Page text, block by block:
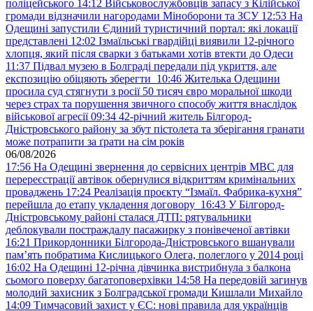
поліцейського 14:12 Військовослужбовців запасу з Кілійської
громади відзначили нагородами Міноборони та ЗСУ 12:53 На
Одещині запустили Єдиний туристичний портал: які локації
представлені 12:02 Ізмаїльські гвардійці виявили 12-річного
хлопця, який після сварки з батьками хотів втекти до Одеси
11:37 Підвал музею в Болграді передали під укриття, але
експозицію обіцяють зберегти 10:46 Жителька Одещини
просила суд стягнути з росії 50 тисяч євро моральної шкоди
через страх та порушення звичного способу життя внаслідок
військової агресії 09:34 42-річний житель Білгород-
Дністровського району за збут пістолета та зберігання гранати
може потрапити за ґрати на сім років
06/08/2026
17:56 На Одещині звернення до сервісних центрів МВС для
перереєстрації автівок обернулися відкриттям кримінальних
проваджень 17:24 Реалізація проєкту “Ізмаїл. Фабрика-кухня”
перейшла до етапу укладення договору 16:43 У Білгород-
Дністровському районі сталася ДТП: рятувальники
деблокували постраждалу пасажирку з понівеченої автівки
16:21 Прикордонники Білгорода-Дністровського вшанували
пам’ять побратима Кислицького Олега, полеглого у 2014 році
16:02 На Одещині 12-річна дівчинка вистрибнула з балкона
сьомого поверху багатоповерхівки 14:58 На передовій загинув
молодий захисник з Болградської громади Кишлали Михайло
14:09 Тимчасовий захист у ЄС: нові правила для українців